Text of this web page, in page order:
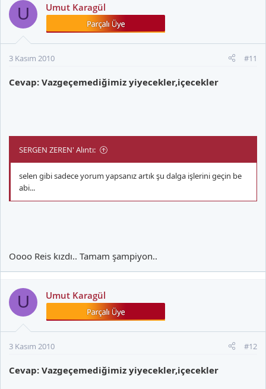
U Umut Karagül
3 Kasım 2010 #11
Cevap: Vazgeçemediğimiz yiyecekler,içecekler
SERGEN ZEREN' Alıntı:
selen gibi sadece yorum yapsanız artık şu dalga işlerini geçin be
abi...
Oooo Reis kızdı.. Tamam şampiyon..
U Umut Karagül
3 Kasım 2010 #12
Cevap: Vazgeçemediğimiz yiyecekler,içecekler